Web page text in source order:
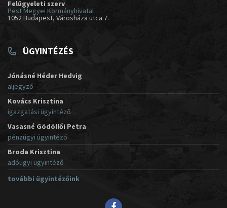
Felügyeleti szerv
Pest Megyei Kormányhivatal
1052 Budapest, Városháza utca 7.
ÜGYINTÉZÉS
Jónásné Héder Hedvig
aljegyző
Kovács Krisztina
igazgatási ügyintéző
Vasasné Gödöllői Petra
pénzügyi ügyintéző
Broda Krisztina
adóügyi ügyintéző
további ügyintézőink